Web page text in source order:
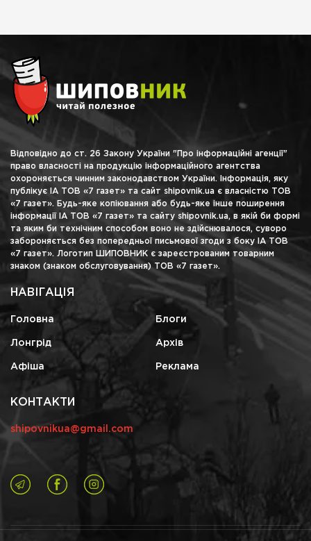
Відповідно до ст. 26 Закону України "Про інформаційні агенції"
право власності на продукцію інформаційного агентства
охороняється чинним законодавством України. Інформація, яку
публікує ІА ТОВ «7 газет» та сайт shipovnik.ua є власністю ТОВ
«7 газет». Будь-яке копіювання або будь-яке інше поширення
інформації ІА ТОВ «7 газет» та сайту shipovnik.ua, в якій би формі
та яким би технічним способом воно не здійснювалося, суворо
забороняється без попередньої письмової згоди з боку ІА ТОВ
«7 газет». Логотип ШИПОВНИК є зареєстрованим товарним
знаком (знаком обслуговування) ТОВ «7 газет».
НАВІГАЦІЯ
Головна Блоги
Лонгрід Архів
Афіша Реклама
КОНТАКТИ
shipovnikua@gmail.com